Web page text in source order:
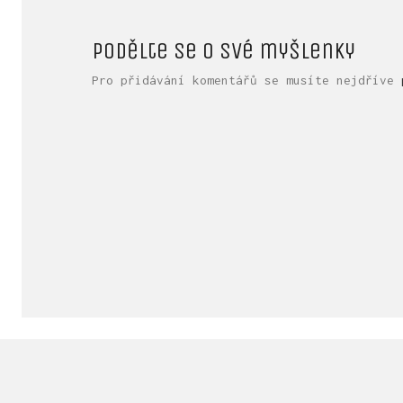
Podělte se o své myšlenky
Pro přidávání komentářů se musíte nejdříve